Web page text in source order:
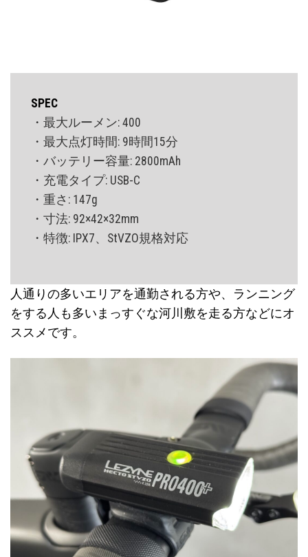
SPEC
・最大ルーメン: 400
・最大点灯時間: 9時間15分
・バッテリー容量: 2800mAh
・充電タイプ: USB-C
・重さ: 147g
・寸法: 92×42×32mm
・特徴: IPX7、StVZO規格対応
人通りの多いエリアを通勤される方や、ランニング
をする人も多いまっすぐな河川敷を走る方などにオ
ススメです。